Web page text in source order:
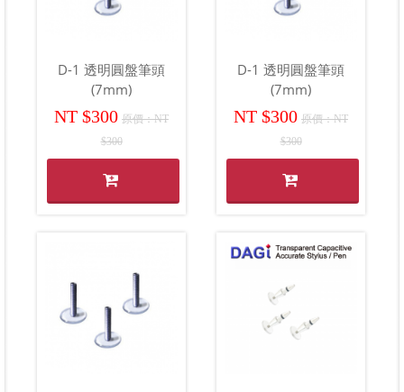
D-1 透明圓盤筆頭
(7mm)
NT $300 原價：NT
$300
D-1 透明圓盤筆頭
(7mm)
NT $300 原價：NT
$300